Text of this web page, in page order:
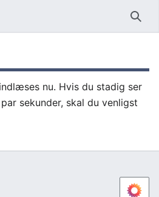
Søg
nu. Hvis du stadig ser
sekunder, skal du venligst